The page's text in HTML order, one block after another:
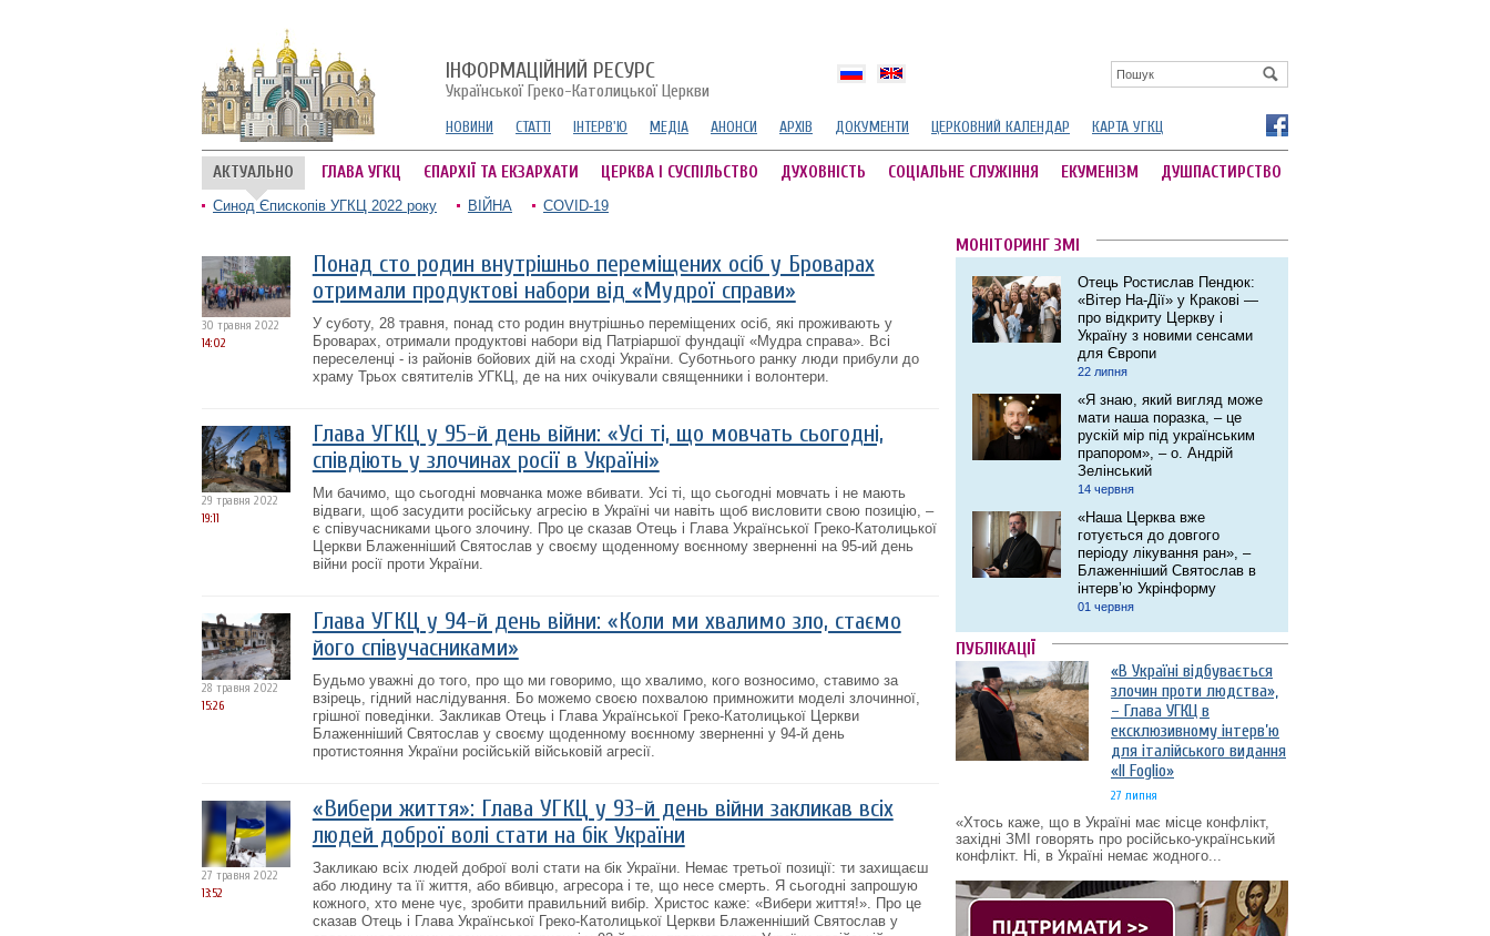
ІНФОРМАЦІЙНИЙ РЕСУРС
Української Греко-Католицької Церкви
НОВИНИ СТАТТІ ІНТЕРВ'Ю МЕДІА АНОНСИ АРХІВ ДОКУМЕНТИ ЦЕРКОВНИЙ КАЛЕНДАР КАРТА УГКЦ
АКТУАЛЬНО ГЛАВА УГКЦ ЄПАРХІЇ ТА ЕКЗАРХАТИ ЦЕРКВА І СУСПІЛЬСТВО ДУХОВНІСТЬ СОЦІАЛЬНЕ СЛУЖІННЯ ЕКУМЕНІЗМ ДУШПАСТИРСТВО
Синод Єпископів УГКЦ 2022 року ВІЙНА COVID-19
30 травня 2022
14:02
Понад сто родин внутрішньо переміщених осіб у Броварах
отримали продуктові набори від «Мудрої справи»
У суботу, 28 травня, понад сто родин внутрішньо переміщених осіб, які проживають у
Броварах, отримали продуктові набори від Патріаршої фундації «Мудра справа». Всі
переселенці - із районів бойових дій на сході України. Суботнього ранку люди прибули до
храму Трьох святителів УГКЦ, де на них очікували священники і волонтери.
29 травня 2022
19:11
Глава УГКЦ у 95-й день війни: «Усі ті, що мовчать сьогодні,
співдіють у злочинах росії в Україні»
Ми бачимо, що сьогодні мовчанка може вбивати. Усі ті, що сьогодні мовчать і не мають
відваги, щоб засудити російську агресію в Україні чи навіть щоб висловити свою позицію, –
є співучасниками цього злочину. Про це сказав Отець і Глава Української Греко-Католицької
Церкви Блаженніший Святослав у своєму щоденному воєнному зверненні на 95-ий день
війни росії проти України.
28 травня 2022
15:26
Глава УГКЦ у 94-й день війни: «Коли ми хвалимо зло, стаємо
його співучасниками»
Будьмо уважні до того, про що ми говоримо, що хвалимо, кого возносимо, ставимо за
взірець, гідний наслідування. Бо можемо своєю похвалою примножити моделі злочинної,
грішної поведінки. Закликав Отець і Глава Української Греко-Католицької Церкви
Блаженніший Святослав у своєму щоденному воєнному зверненні у 94-й день
протистояння України російській військовій агресії.
27 травня 2022
13:52
«Вибери життя»: Глава УГКЦ у 93-й день війни закликав всіх
людей доброї волі стати на бік України
Закликаю всіх людей доброї волі стати на бік України. Немає третьої позиції: ти захищаєш
або людину та її життя, або вбивцю, агресора і те, що несе смерть. Я сьогодні запрошую
кожного, хто мене чує, зробити правильний вибір. Христос каже: «Вибери життя!». Про це
сказав Отець і Глава Української Греко-Католицької Церкви Блаженніший Святослав у
МОНІТОРИНГ ЗМІ
Отець Ростислав Пендюк:
«Вітер На-Дії» у Кракові ―
про відкриту Церкву і
Україну з новими сенсами
для Європи
22 липня
«Я знаю, який вигляд може
мати наша поразка, – це
рускій мір під українським
прапором», – о. Андрій
Зелінський
14 червня
«Наша Церква вже
готується до довгого
періоду лікування ран», –
Блаженніший Святослав в
інтерв’ю Укрінформу
01 червня
ПУБЛІКАЦІЇ
«В Україні відбувається
злочин проти людства»,
– Глава УГКЦ в
ексклюзивному інтерв’ю
для італійського видання
«Il Foglio»
27 липня
«Хтось каже, що в Україні має місце конфлікт,
західні ЗМІ говорять про російсько-український
конфлікт. Ні, в Україні немає жодного...